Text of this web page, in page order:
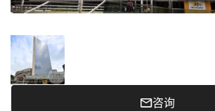
咨询